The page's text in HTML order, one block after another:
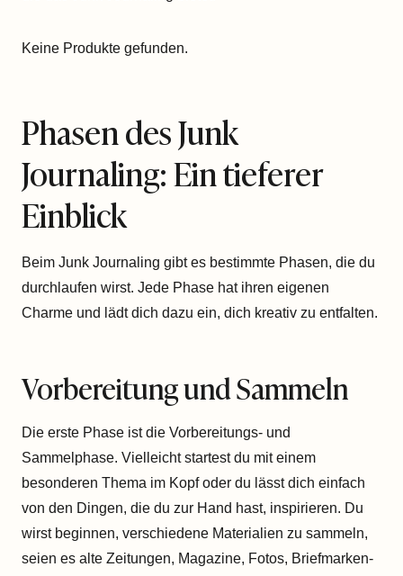
Keine Produkte gefunden.
Phasen des Junk
Journaling: Ein tieferer
Einblick
Beim Junk Journaling gibt es bestimmte Phasen, die du
durchlaufen wirst. Jede Phase hat ihren eigenen
Charme und lädt dich dazu ein, dich kreativ zu entfalten.
Vorbereitung und Sammeln
Die erste Phase ist die Vorbereitungs- und
Sammelphase. Vielleicht startest du mit einem
besonderen Thema im Kopf oder du lässt dich einfach
von den Dingen, die du zur Hand hast, inspirieren. Du
wirst beginnen, verschiedene Materialien zu sammeln,
seien es alte Zeitungen, Magazine, Fotos, Briefmarken-